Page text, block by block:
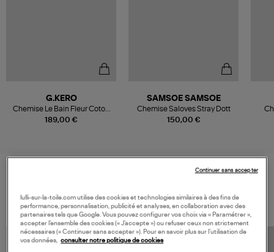
189,00 €
G.KERO
Chemise Le Bain Fleur Coton
Soie Multicolore
150,00 €
SAMSOE SAMSOE
Chemise Saloves Stray Dott
lulli-sur-la-toile.com utilise des cookies et technologies similaires à des fins de
performance, personnalisation, publicité et analyses, en collaboration avec des
partenaires tels que Google. Vous pouvez configurer vos choix via « Paramétrer »,
accepter l’ensemble des cookies (« J’accepte ») ou refuser ceux non strictement
nécessaires (« Continuer sans accepter »). Pour en savoir plus sur l’utilisation de
vos données, consulter notre politique de cookies
Continuer sans accepter